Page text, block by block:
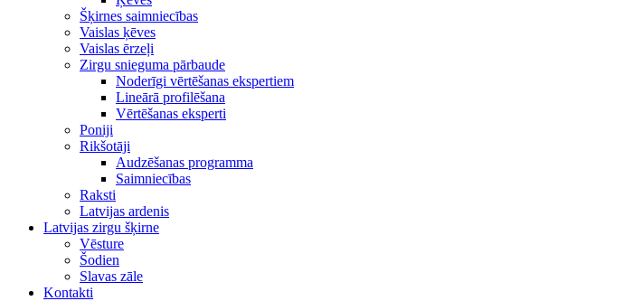
Šķirnes saimniecības
Vaislas ķēves
Vaislas ērzeļi
Zirgu snieguma pārbaude
Noderīgi vērtēšanas ekspertiem
Lineārā profilēšana
Vērtēšanas eksperti
Poniji
Rikšotāji
Audzēšanas programma
Saimniecības
Raksti
Latvijas ardenis
Latvijas zirgu šķirne
Vēsture
Šodien
Slavas zāle
Kontakti